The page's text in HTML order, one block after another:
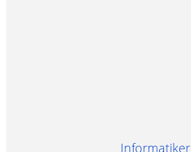
Informatiker